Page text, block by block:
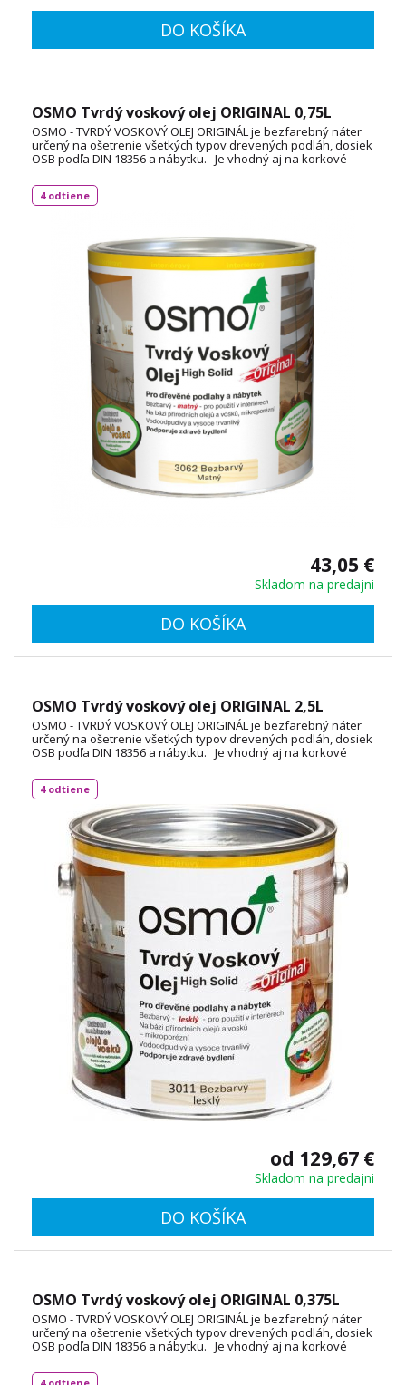
DO KOŠÍKA
OSMO Tvrdý voskový olej ORIGINAL 0,75L
OSMO - TVRDÝ VOSKOVÝ OLEJ ORIGINÁL je bezfarebný náter
určený na ošetrenie všetkých typov drevených podláh, dosiek
OSB podľa DIN 18356 a nábytku. Je vhodný aj na korkové
dlaždice. Spotreba: 1L / 24 m² TECHNICKÝ LIST
4 odtiene
43,05 €
Skladom na predajni
DO KOŠÍKA
OSMO Tvrdý voskový olej ORIGINAL 2,5L
OSMO - TVRDÝ VOSKOVÝ OLEJ ORIGINÁL je bezfarebný náter
určený na ošetrenie všetkých typov drevených podláh, dosiek
OSB podľa DIN 18356 a nábytku. Je vhodný aj na korkové
dlaždice. Spotreba: 1L / 24 m² TECHNICKÝ LIST
4 odtiene
od 129,67 €
Skladom na predajni
DO KOŠÍKA
OSMO Tvrdý voskový olej ORIGINAL 0,375L
OSMO - TVRDÝ VOSKOVÝ OLEJ ORIGINÁL je bezfarebný náter
určený na ošetrenie všetkých typov drevených podláh, dosiek
OSB podľa DIN 18356 a nábytku. Je vhodný aj na korkové
dlaždice. Spotreba: 1L / 24 m² TECHNICKÝ LIST